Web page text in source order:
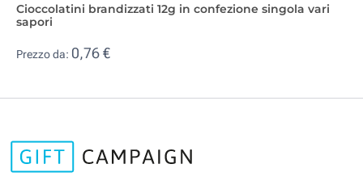
Cioccolatini brandizzati 12g in confezione singola vari
sapori
Prezzo da: 0,76 €